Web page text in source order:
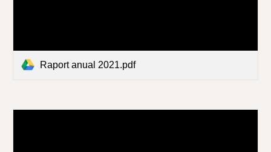
Raport anual 2021.pdf